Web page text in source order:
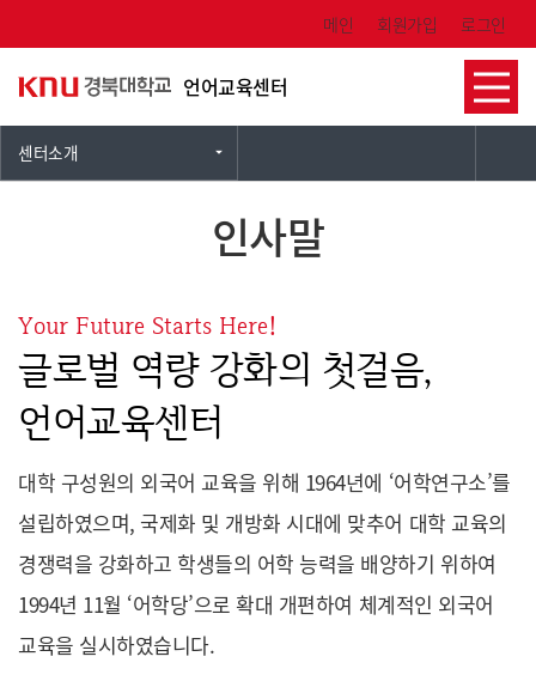
메인 회원가입 로그인
언어교육센터
센터소개
인사말
Your Future Starts Here!
글로벌 역량 강화의 첫걸음,
언어교육센터
대학 구성원의 외국어 교육을 위해 1964년에 ‘어학연구소’를
설립하였으며, 국제화 및 개방화 시대에 맞추어 대학 교육의
경쟁력을 강화하고 학생들의 어학 능력을 배양하기 위하여
1994년 11월 ‘어학당’으로 확대 개편하여 체계적인 외국어
교육을 실시하였습니다.